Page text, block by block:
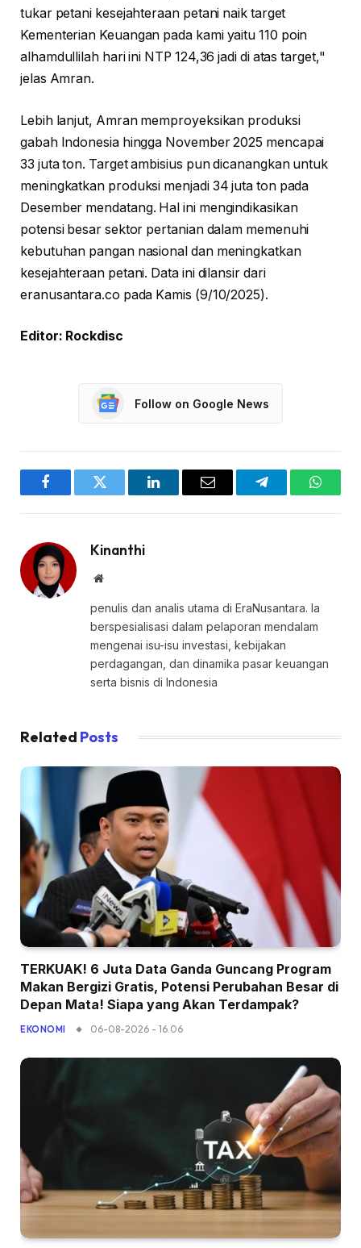
tukar petani kesejahteraan petani naik target
Kementerian Keuangan pada kami yaitu 110 poin
alhamdullilah hari ini NTP 124,36 jadi di atas target,"
jelas Amran.
Lebih lanjut, Amran memproyeksikan produksi
gabah Indonesia hingga November 2025 mencapai
33 juta ton. Target ambisius pun dicanangkan untuk
meningkatkan produksi menjadi 34 juta ton pada
Desember mendatang. Hal ini mengindikasikan
potensi besar sektor pertanian dalam memenuhi
kebutuhan pangan nasional dan meningkatkan
kesejahteraan petani. Data ini dilansir dari
eranusantara.co pada Kamis (9/10/2025).
Editor: Rockdisc
Follow on Google News
FacebookTwitter LinkedInEmail Telegram
Kinanthi
Website
penulis dan analis utama di EraNusantara. Ia
berspesialisasi dalam pelaporan mendalam
mengenai isu-isu investasi, kebijakan
perdagangan, dan dinamika pasar keuangan
serta bisnis di Indonesia
Related Posts
TERKUAK! 6 Juta Data Ganda Guncang Program
Makan Bergizi Gratis, Potensi Perubahan Besar di
Depan Mata! Siapa yang Akan Terdampak?
EKONOMI 06-08-2026 - 16.06